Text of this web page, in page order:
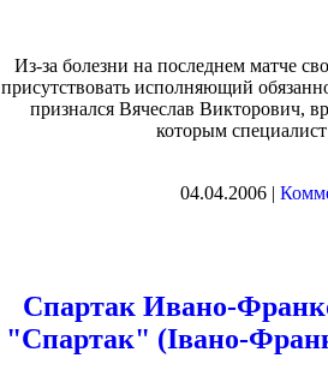
Из-за болезни на последнем матче
присутствовать исполняющий
признался Вячеслав Викторович,
которым
04.04.2006 |
Спартак Ивано-
"Спартак" (Івано-